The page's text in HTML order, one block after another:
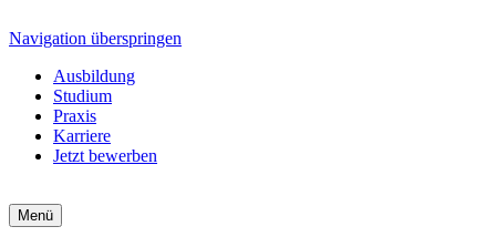
Navigation überspringen
Ausbildung
Studium
Praxis
Karriere
Jetzt bewerben
Menü